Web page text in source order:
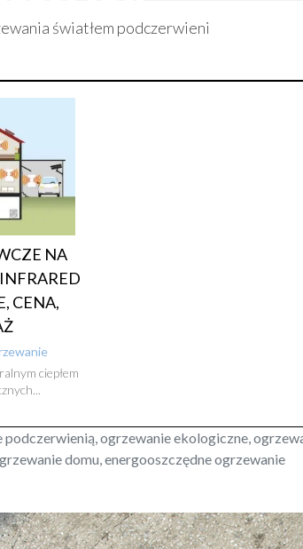
światłem podczerwieni
NA
CENA,
ciepłem
ogrzewanie ekologiczne,
domu, energooszczędne ogrzewanie